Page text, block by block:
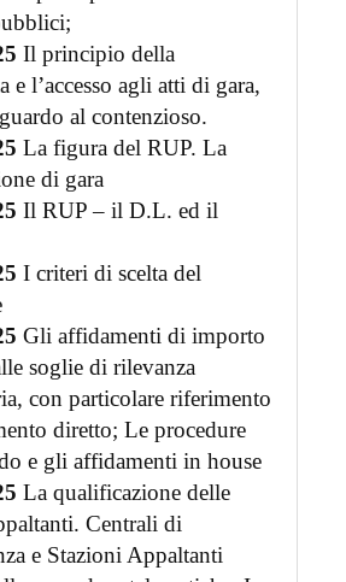
Il principio della
e l’accesso agli atti di gara,
al contenzioso.
La figura del RUP. La
di gara
Il RUP – il D.L. ed il
I criteri di scelta del
Gli affidamenti di importo
soglie di rilevanza
con particolare riferimento
diretto; Le procedure
e gli affidamenti in house
La qualificazione delle
Centrali di
e Stazioni Appaltanti